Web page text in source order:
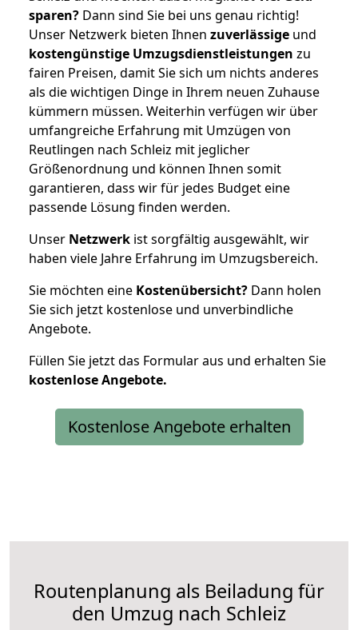
sparen? Dann sind Sie bei uns genau richtig!
Unser Netzwerk bieten Ihnen zuverlässige und
kostengünstige Umzugsdienstleistungen zu
fairen Preisen, damit Sie sich um nichts anderes
als die wichtigen Dinge in Ihrem neuen Zuhause
kümmern müssen. Weiterhin verfügen wir über
umfangreiche Erfahrung mit Umzügen von
Reutlingen nach Schleiz mit jeglicher
Größenordnung und können Ihnen somit
garantieren, dass wir für jedes Budget eine
passende Lösung finden werden.
Unser Netzwerk ist sorgfältig ausgewählt, wir
haben viele Jahre Erfahrung im Umzugsbereich.
Sie möchten eine Kostenübersicht? Dann holen
Sie sich jetzt kostenlose und unverbindliche
Angebote.
Füllen Sie jetzt das Formular aus und erhalten Sie
kostenloseAngebote.
Kostenlose Angebote erhalten
Routenplanung als Beiladung für
den Umzug nach Schleiz